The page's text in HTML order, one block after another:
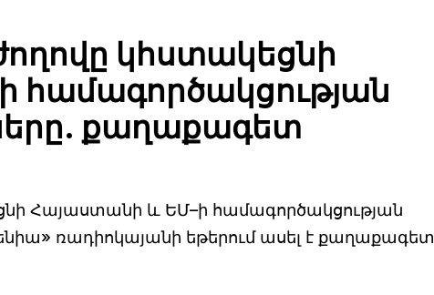
կհստակեցնի
համագործակցության
քաղաքագետ
Հայաստանի և ԵՄ–ի համագործակցության
ռադիոկայանի եթերում ասել է քաղաքագետ